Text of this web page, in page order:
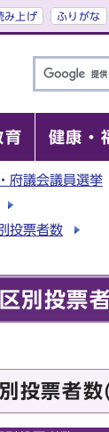
み上げ ふりがな
育 健康・
府議会議員選挙
投票者数
別投票
投票者